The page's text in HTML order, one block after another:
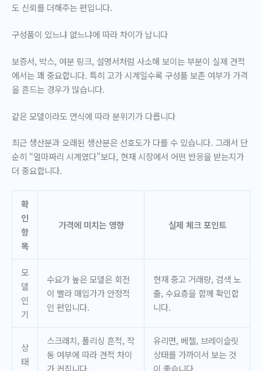
도 신뢰를 더해주는 편입니다.
구성품이 있느냐 없느냐에 따라 차이가 납니다
보증서, 박스, 여분 링크, 설명서처럼 사소해 보이는 부분이 실제 견적
에서는 꽤 중요합니다. 특히 고가 시계일수록구성품 보존 여부가 가격
을 흔드는 경우가 많습니다.
같은 모델이라도 연식에 따라 분위기가 다릅니다
최근 생산분과 오래된 생산분은 선호도가 다를 수 있습니다. 그래서 단
순히 “얼마짜리 시계였다”보다, 현재 시장에서 어떤 반응을 받는지가
더 중요합니다.
확
인
항
목
가격에 미치는 영향 실제 체크 포인트
모
델
인
기
수요가 높은 모델은 회전
이 빨라 매입가가 안정적
인 편입니다.
현재 중고 거래량, 검색 노
출, 수요층을 함께 확인합
니다.
상
태
스크래치, 폴리싱 흔적, 작
동 여부에 따라 견적 차이
가 커집니다.
유리면, 베젤, 브레이슬릿
상태를 가까이서 보는 것
이 좋습니다.